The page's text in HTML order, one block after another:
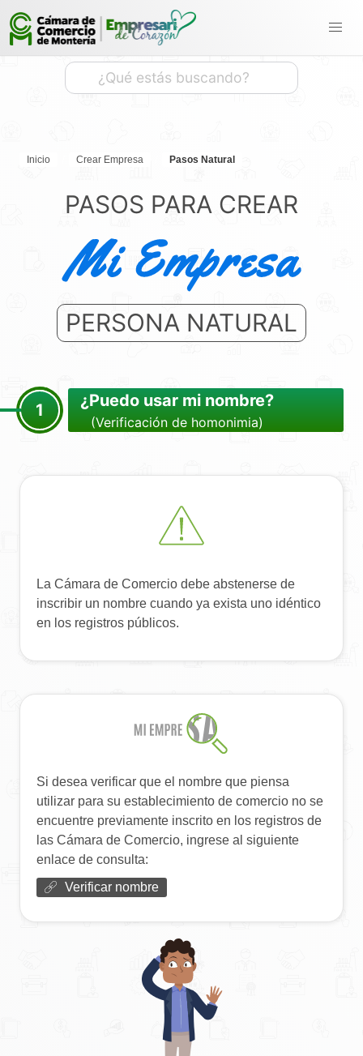
Inicio Crear Empresa Pasos Natural
PASOS PARA CREAR
PERSONA NATURAL
1 ¿Puedo usar mi nombre?
(Verificación de homonimia)
La Cámara de Comercio debe abstenerse de
inscribir un nombre cuando ya exista uno idéntico
en los registros públicos.
Si desea verificar que el nombre que piensa
utilizar para su establecimiento de comercio no se
encuentre previamente inscrito en los registros de
las Cámara de Comercio, ingrese al siguiente
enlace de consulta:
Verificar nombre